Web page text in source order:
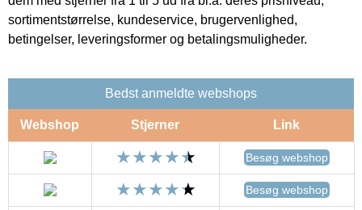
sortimentstørrelse, kundeservice, brugervenlighed,
betingelser, leveringsformer og betalingsmuligheder.
Bedst anmeldte webshops
Webshop Stjerner Link
Besøg webshop
Besøg webshop